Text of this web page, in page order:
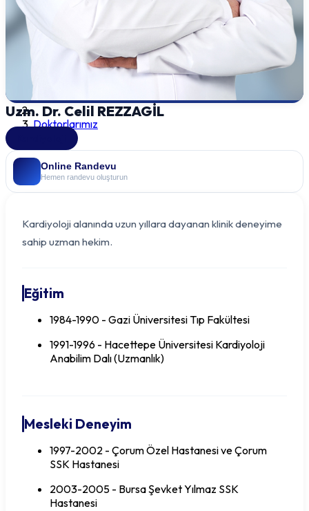
Doktorlarımız
Uzm. Dr. Celil REZZAGİL
Online Randevu
Hemen randevu oluşturun
Kardiyoloji alanında uzun yıllara dayanan klinik deneyime
sahip uzman hekim.
Eğitim
1984-1990 - Gazi Üniversitesi Tıp Fakültesi
1991-1996 - Hacettepe Üniversitesi Kardiyoloji
Anabilim Dalı (Uzmanlık)
Mesleki Deneyim
1997-2002 - Çorum Özel Hastanesi ve Çorum
SSK Hastanesi
2003-2005 - Bursa Şevket Yılmaz SSK
Hastanesi